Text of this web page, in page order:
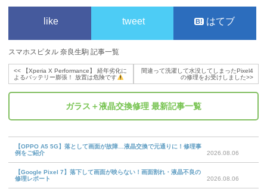
like tweet はてブ
スマホスピタル 奈良生駒 記事一覧
<<
【Xperia X Performance】 経年劣化に
よるバッテリー膨張！ 放置は危険です
間違って洗濯して水没してしまったPixel4
の修理をお受けしました>>
ガラス＋液晶交換修理 最新記事一覧
【OPPO A5 5G】落として画面が故障…液晶交換で元通りに！修理事
例をご紹介
2026.08.06
【Google Pixel 7】落下して画面が映らない！画面割れ・液晶不良の
修理レポート
2026.08.06